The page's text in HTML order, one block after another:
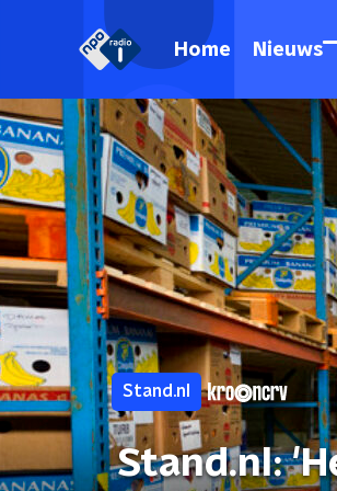
Home Nieuws
Stand.nl
Stand.nl: